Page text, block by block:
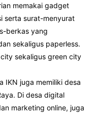
memakai gadget
serta surat-menyurat
berkas yang
sekaligus paperless.
sekaligus green city
IKN juga memiliki desa
Di desa digital
marketing online, juga